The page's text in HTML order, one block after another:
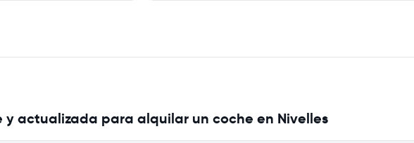
actualizada para alquilar un coche en Nivelles